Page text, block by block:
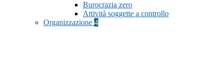
Burocrazia zero
Attività soggette a controllo
Organizzazione 4